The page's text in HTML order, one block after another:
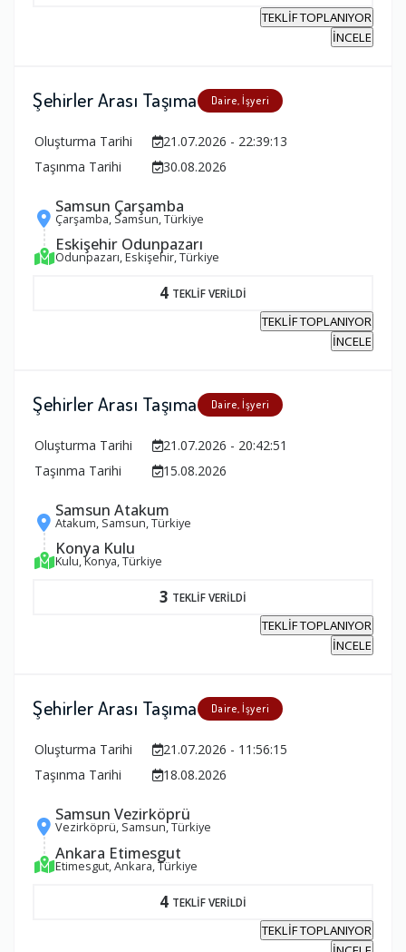
TEKLİF TOPLANIYOR
İNCELE
Şehirler Arası Taşıma Daire, İşyeri
Oluşturma Tarihi
21.07.2026 - 22:39:13
Taşınma Tarihi
30.08.2026
Samsun Çarşamba
Çarşamba, Samsun, Türkiye
Eskişehir Odunpazarı
Odunpazarı, Eskişehir, Türkiye
4 TEKLİF VERİLDİ
TEKLİF TOPLANIYOR
İNCELE
Şehirler Arası Taşıma Daire, İşyeri
Oluşturma Tarihi
21.07.2026 - 20:42:51
Taşınma Tarihi
15.08.2026
Samsun Atakum
Atakum, Samsun, Türkiye
Konya Kulu
Kulu, Konya, Türkiye
3 TEKLİF VERİLDİ
TEKLİF TOPLANIYOR
İNCELE
Şehirler Arası Taşıma Daire, İşyeri
Oluşturma Tarihi
21.07.2026 - 11:56:15
Taşınma Tarihi
18.08.2026
Samsun Vezirköprü
Vezirköprü, Samsun, Türkiye
Ankara Etimesgut
Etimesgut, Ankara, Türkiye
4 TEKLİF VERİLDİ
TEKLİF TOPLANIYOR